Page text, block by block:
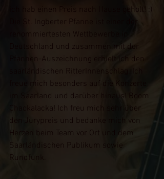
ich hab einen Preis nach Hause geholt! :)
Die St. Ingberter Pfanne ist einer der
renommiertesten Wettbewerbe in
Deutschland und zusammen mit der
Pfannen-Auszeichnung erhielt ich den
saarländischen RitterInnenschlag. Ich
freue mich besonders auf die Konzerte
im Saarland und darüber hinaus! Boom
Chackalacka! Ich freu mich sehr über
den Jurypreis und bedanke mich von
Herzen beim Team vor Ort und dem
Saarländischen Publikum sowie
Rundfunk.